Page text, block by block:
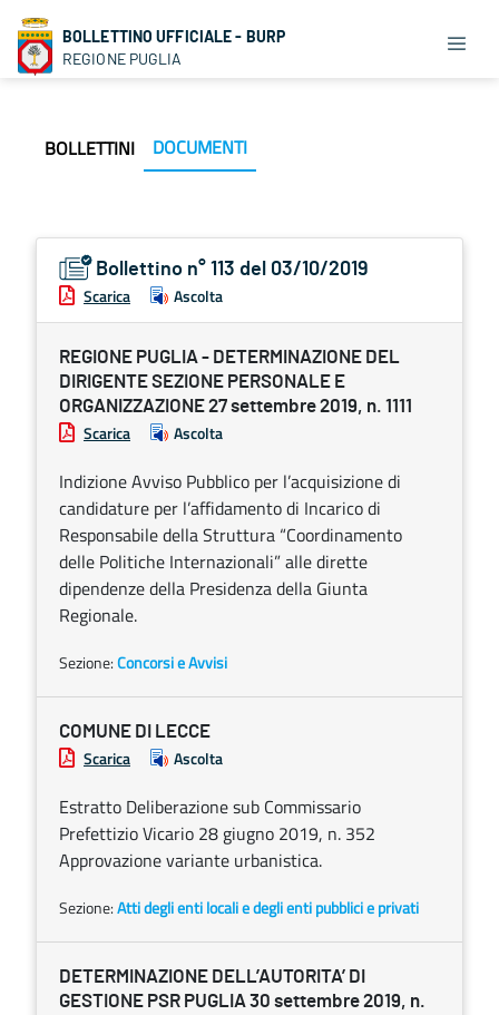
BOLLETTINO UFFICIALE - BURP
REGIONE PUGLIA
BOLLETTINI DOCUMENTI
Bollettino n° 113 del 03/10/2019
Scarica Ascolta
REGIONE PUGLIA - DETERMINAZIONE DEL
DIRIGENTE SEZIONE PERSONALE E
ORGANIZZAZIONE 27 settembre 2019, n. 1111
Scarica Ascolta
Indizione Avviso Pubblico per l’acquisizione di
candidature per l’affidamento di Incarico di
Responsabile della Struttura “Coordinamento
delle Politiche Internazionali” alle dirette
dipendenze della Presidenza della Giunta
Regionale.
Sezione:Concorsi e Avvisi
COMUNE DI LECCE
Scarica Ascolta
Estratto Deliberazione sub Commissario
Prefettizio Vicario 28 giugno 2019, n. 352
Approvazione variante urbanistica.
Sezione:Atti degli enti locali e degli enti pubblici e privati
DETERMINAZIONE DELL’AUTORITA’ DI
GESTIONE PSR PUGLIA 30 settembre 2019, n.